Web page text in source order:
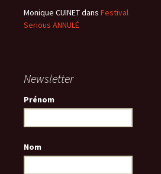
Monique CUINETdans Festival
Serious ANNULÉ
Newsletter
Prénom
Nom